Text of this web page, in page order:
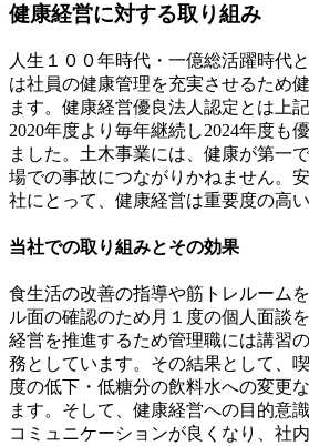
シ
ョ
ン
健康経営に対する取り組み
人生１００年時代・一億総活躍時代
は社員の健康管理を充実させるため
ます。健康経営優良法人認定とは上
2020年度より毎年継続し2024年度も
ました。土木事業には、健康が第一
場での事故につながりかねません。
社にとって、健康経営は重要度の高
当社での取り組みとその効果
食生活の改善の指導や筋トレルーム
ル面の確認のため月１度の個人面談
経営を推進するため管理職には講習
務としています。その結果として、
度の低下・低糖分の飲料水への変更
ます。そして、健康経営への目的意
コミュニケーションが良くなり、社